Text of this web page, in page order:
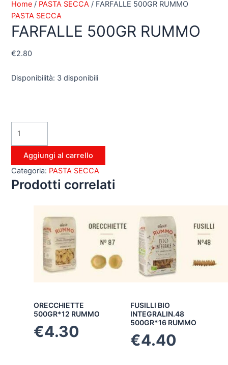
Home / PASTA SECCA / FARFALLE 500GR RUMMO
PASTA SECCA
FARFALLE 500GR RUMMO
€2.80
Disponibilità: 3 disponibili
Aggiungi al carrello
Categoria: PASTA SECCA
Prodotti correlati
ORECCHIETTE
500GR*12 RUMMO
€4.30
FUSILLI BIO
INTEGRALIN.48
500GR*16 RUMMO
€4.40